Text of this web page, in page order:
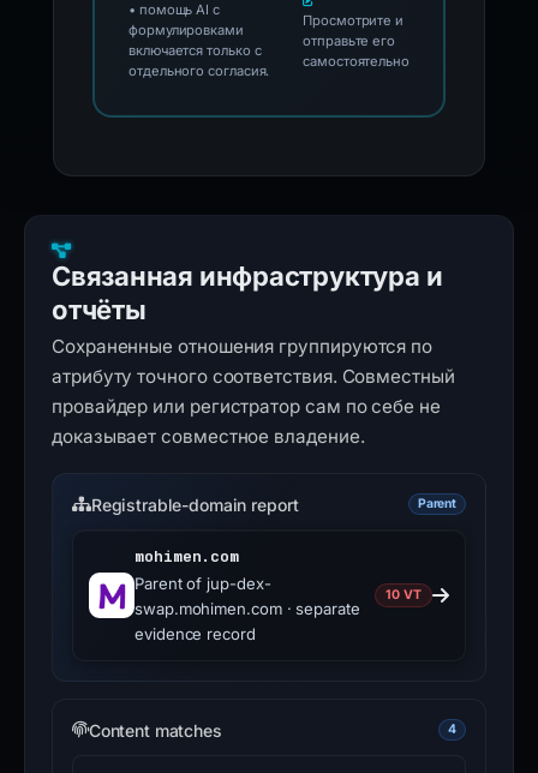
• помощь AI с
формулировками
включается только с
отдельного согласия.
Просмотрите и
отправьте его
самостоятельно
Связанная инфраструктура и
отчёты
Сохраненные отношения группируются по
атрибуту точного соответствия. Совместный
провайдер или регистратор сам по себе не
доказывает совместное владение.
Registrable-domain report Parent
mohimen.com
Parent of jup-dex-
swap.mohimen.com · separate
evidence record
10 VT
Content matches 4